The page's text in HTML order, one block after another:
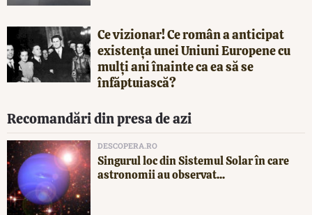
Ce vizionar! Ce român a anticipat
existența unei Uniuni Europene cu
mulți ani înainte ca ea să se
înfăptuiască?
Recomandări din presa de azi
DESCOPERA.RO
Singurul loc din Sistemul Solar în care
astronomii au observat...